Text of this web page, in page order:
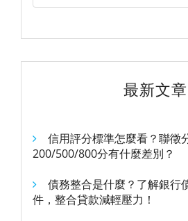
最新文章
信用評分標準怎麼看？聯徵
200/500/800分有什麼差別？
債務整合是什麼？了解銀行
件，整合貸款減輕壓力！